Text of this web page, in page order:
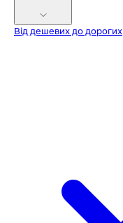
Від дешевих до дорогих